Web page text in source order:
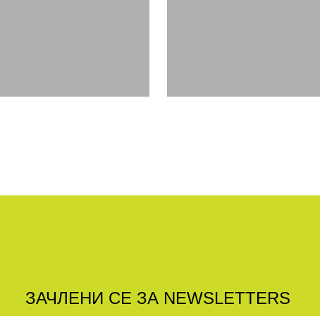
ЗАЧЛЕНИ СЕ ЗА NEWSLETTERS